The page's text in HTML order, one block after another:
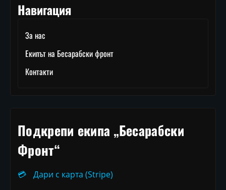
Навигация
За нас
Екипът на Бесарабски фронт
Контакти
Подкрепи екипа „Бесарабски
Фронт“
💳 Дари с карта (Stripe)